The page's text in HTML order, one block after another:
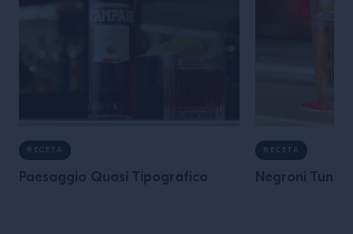
RECETA
Paesaggio Quasi Tipografico
RECETA
Negroni Tunes